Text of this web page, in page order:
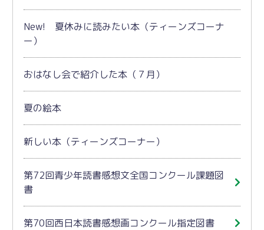
New! 夏休みに読みたい本（ティーンズコーナ
ー）
おはなし会で紹介した本（７月）
夏の絵本
新しい本（ティーンズコーナー）
第72回青少年読書感想文全国コンクール課題図
書
第70回西日本読書感想画コンクール指定図書